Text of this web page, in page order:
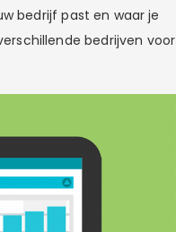
bedrijf past en waar je
bedrijven voor